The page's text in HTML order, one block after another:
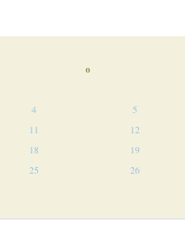
o
4
5
11
12
18
19
25
26